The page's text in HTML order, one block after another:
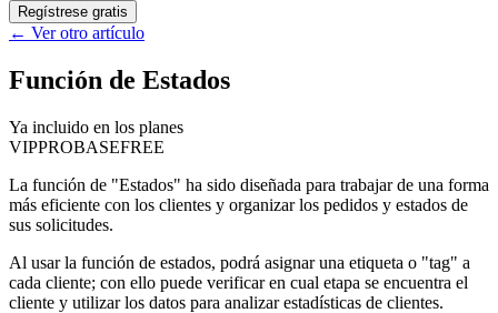
Regístrese gratis
← Ver otro artículo
Función de Estados
Ya incluido en los planes
VIPPROBASEFREE
La función de "Estados" ha sido diseñada para trabajar de una forma
más eficiente con los clientes y organizar los pedidos y estados de
sus solicitudes.
Al usar la función de estados, podrá asignar una etiqueta o "tag" a
cada cliente; con ello puede verificar en cual etapa se encuentra el
cliente y utilizar los datos para analizar estadísticas de clientes.